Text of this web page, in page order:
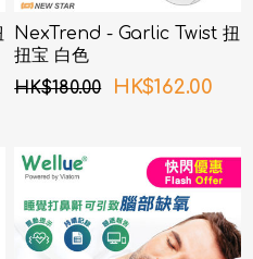
NexTrend - Garlic Twist 扭
扭宝 白色
HK$180.00
HK$162.00